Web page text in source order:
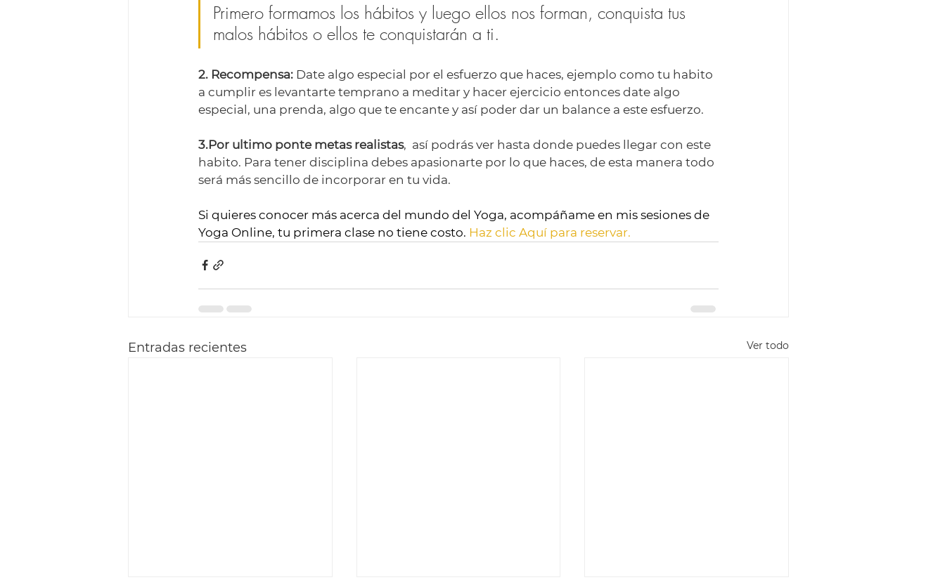
Primero formamos los hábitos y luego ellos nos forman, conquista tus
malos hábitos o ellos te conquistarán a ti.
2. Recompensa: Date algo especial por el esfuerzo que haces, ejemplo como tu habito
a cumplir es levantarte temprano a meditar y hacer ejercicio entonces date algo
especial, una prenda, algo que te encante y así poder dar un balance a este esfuerzo.
3.Por ultimo ponte metas realistas,  así podrás ver hasta donde puedes llegar con este
habito. Para tener disciplina debes apasionarte por lo que haces, de esta manera todo
será más sencillo de incorporar en tu vida.
Si quieres conocer más acerca del mundo del Yoga, acompáñame en mis sesiones de
Yoga Online, tu primera clase no tiene costo. Haz clic Aquí para reservar.
Entradas recientes Ver todo